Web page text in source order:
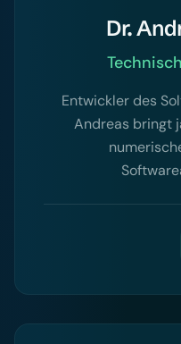
Dr.
Entwickler des
Andreas bringt